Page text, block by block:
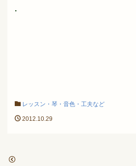
.
レッスン・琴・音色・工夫など
2012.10.29